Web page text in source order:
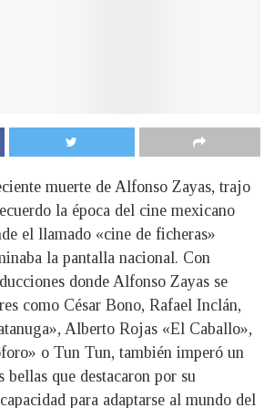
muerte de Alfonso Zayas, trajo
la época del cine mexicano
el llamado «cine de ficheras»
la pantalla nacional. Con
donde Alfonso Zayas se
como César Bono, Rafael Inclán,
Alberto Rojas «El Caballo»,
o Tun Tun, también imperó un
bellas que destacaron por su
para adaptarse al mundo del